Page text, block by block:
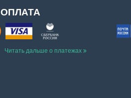
ОПЛАТА
Читать дальше о платежах